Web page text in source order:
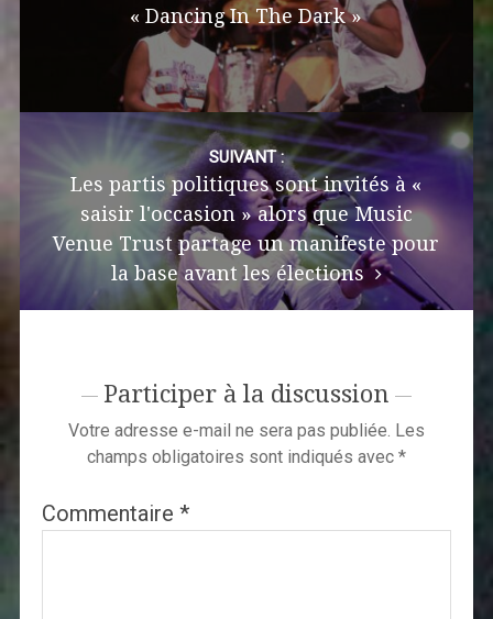
« Dancing In The Dark »
SUIVANT :
Les partis politiques sont invités à «
saisir l'occasion » alors que Music
Venue Trust partage un manifeste pour
la base avant les élections
Participer à la discussion
Votre adresse e-mail ne sera pas publiée. Les
champs obligatoires sont indiqués avec *
Commentaire *